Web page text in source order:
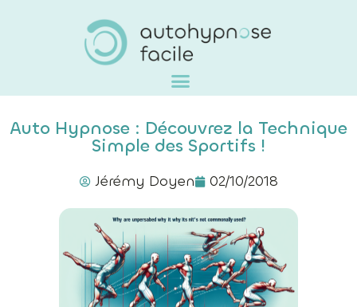
Auto Hypnose : Découvrez la Technique
Simple des Sportifs !
Jérémy Doyen 02/10/2018